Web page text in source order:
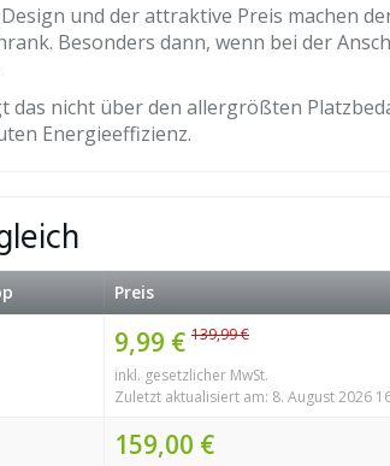
und der attraktive Preis machen
Besonders dann, wenn bei der
das nicht über den allergrößten
Energieeffizienz.
Preis
9,99 € 139,99 €
inkl. gesetzlicher MwSt.
Zuletzt aktualisiert am: 8. August 2026
159,00 €